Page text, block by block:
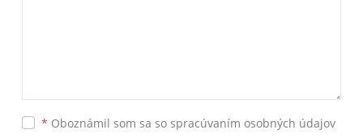
* Oboznámil som sa so spracúvaním osobných údajov